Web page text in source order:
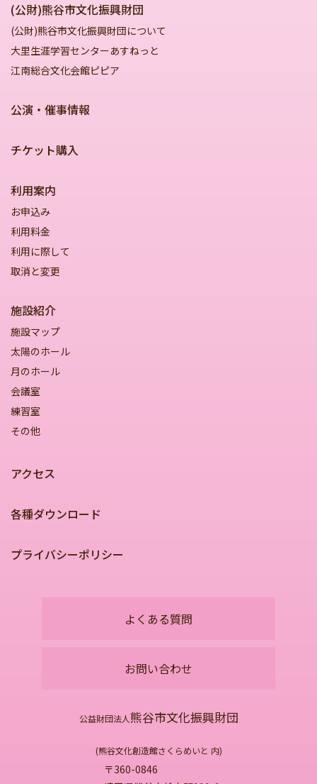
(公財)熊谷市文化振興財団
(公財)熊谷市文化振興財団について
大里生涯学習センターあすねっと
江南総合文化会館ピピア
公演・催事情報
チケット購入
利用案内
お申込み
利用料金
利用に際して
取消と変更
施設紹介
施設マップ
太陽のホール
月のホール
会議室
練習室
その他
アクセス
各種ダウンロード
プライバシーポリシー
よくある質問
お問い合わせ
公益財団法人熊谷市文化振興財団
(熊谷文化創造館さくらめいと 内)
〒360-0846